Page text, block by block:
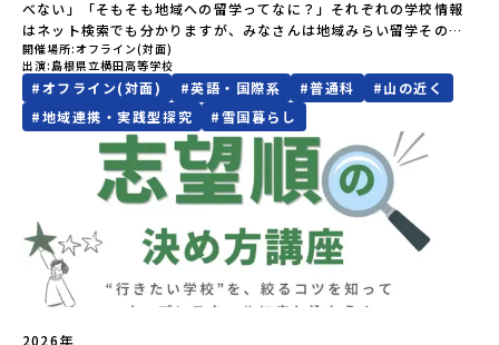
い。・抽選による参加者決定についてお申込みいただいた方の中か
ら抽選の上、締め切り日から1週間を目途に、お申し込み時に記入い
ただいたメールアドレス宛に「当選／落選メール」をお送りいたし
ます。当選者は、メールに記載された「当選確認フォーム」に３日
以内に回答いただき、確認フォームの提出をもって参加確定とさせ
ていただきます。当選確認フォームの期日までにご回答いただけな
い場合は、当選を取り消しとさせていただきます。当選取り消しが
あった場合は、繰り上げ当選者へご連絡させていただきます。登録
メールアドレスの変更をご希望の場合は下記の地域みらい留学公式
LINEよりご連絡をお願いします。※受信制限設定をしていると、通
知メールをお受け取りいただけません。その場合は、
「@miratabi.jp」からのメールを受信できるよう設定をお願いいた
します。※結果に関する個別のお問合せにはお答えしておりません
ので、ご了承ください。・お申し込みについてお申込はお一人様1回
限りです。PC・スマートフォンからお申込ください。申込後の内容
変更はできません。お申込時は、メールアドレスの入力間違いにご
知りたい情報のレベルに合わせて、以下の2つのステップをご活用く
ださい。【STEP 1】全体オンライン説明会（アーカイブ動画を公開
中！）〜まずは「おためし地域留学」を知りたい方へ〜日本全国20
以上の地域から選んで参加できる「おためし地域留学」の全体像や
魅力について、説明会を開催しました。中学生一人での参加にあた
り、保護者様が特に気になる「安全面」や「事務局のサポート体
制」についても詳しく解説しています。ぜひ、ご自宅からお気軽に
ご視聴ください。🎬 [アーカイブ動画を視聴する]YouTube：
https://youtu.be/Yt8nd04aNgA?si=e5erbspvwz5O8_uF
【STEP 2】プログラム説明会〜「標津町」の内容をもっと知りした
い方へ〜全体説明を聞いたうえで、「プログラムで何をするの？」
「どんなまちなの？」という疑問にお答えする詳細配信です。2泊3
日のプログラムの中身をお伝えします。日時：6月10日(水) 19：
00〜20：00内容：どんなところ？プログラム詳細解説、質疑応答紹
平市/愛媛県鬼北町＊4つの地域のプログラムを1時間でぎゅっとお届
したい場合は南三陸高校にご連絡ください。℡０２２６－４６－３
６４３
べない」「そもそも地域への留学ってなに？」それぞれの学校情報
はネット検索でも分かりますが、みなさんは地域みらい留学そのも
のをイメージできていますか？地域みらい留学がスタートする前か
ら県外生を積極的に受け入れてきた横田高校。本校では、これまで
100名以上（毎年10名程度）の「みらい留学生」を受け入れてきま
した。そんな全国トップクラスの受け入れ実績校へ気軽に「今の気
持ち」を話してみませんか？横田高校は、（本校への進学希望でな
くても）みなさんの地域みらい留学をサポートします！～個別相談
の流れ～①「横田高校に相談」←こちらをクリック②質問事項をチ
ェックして送信！③横田高校から返信メール（質問回答）が届く。
④日程を相談のうえ、オンライン相談や現地見学を実施。※本校へ
の進学希望者ではなくても、「県外進学」「寮生活」などの情報提
供も可能です。情報収集の一環としてご活用ください！
開催場所 オフライン(対面)
出演 島根県立横田高等学校
#オフライン(対面) #英語・国際系 #普通科 #山の近く
#地域連携・実践型探究 #雪国暮らし
2026年